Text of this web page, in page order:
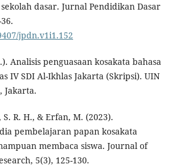
dasar. Jurnal Pendidikan Dasar
jpdn.v1i1.152
Analisis penguasaan kosakata bahasa
IV SDI Al-Ikhlas Jakarta (Skripsi). UIN
Jakarta.
R. H., & Erfan, M. (2023).
pembelajaran papan kosakata
membaca siswa. Journal of
5(3), 125-130.